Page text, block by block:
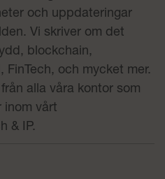
och uppdateringar
Vi skriver om det
blockchain,
och mycket mer.
alla våra kontor som
inom vårt
& IP.